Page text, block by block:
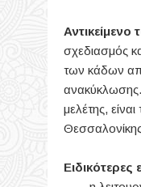
σχεδιασμός
των κάδων
ανακύκλωσης.
μελέτης,
Ειδικότερες